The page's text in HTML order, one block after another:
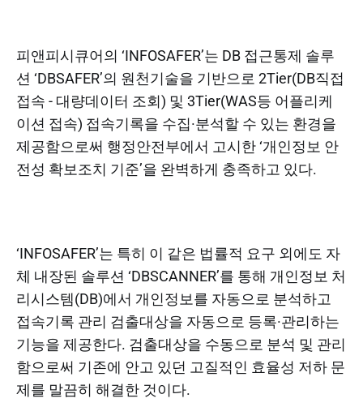
피앤피시큐어의 ‘INFOSAFER’는 DB 접근통제 솔루
션 ‘DBSAFER’의 원천기술을 기반으로 2Tier(DB직접
접속 - 대량데이터 조회) 및 3Tier(WAS등 어플리케
이션 접속) 접속기록을 수집·분석할 수 있는 환경을
제공함으로써 행정안전부에서 고시한 ‘개인정보 안
전성 확보조치 기준’을 완벽하게 충족하고 있다.
‘INFOSAFER’는 특히 이 같은 법률적 요구 외에도 자
체 내장된 솔루션 ‘DBSCANNER’를 통해 개인정보 처
리시스템(DB)에서 개인정보를 자동으로 분석하고
접속기록 관리 검출대상을 자동으로 등록·관리하는
기능을 제공한다. 검출대상을 수동으로 분석 및 관리
함으로써 기존에 안고 있던 고질적인 효율성 저하 문
제를 말끔히 해결한 것이다.